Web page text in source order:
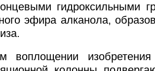
гидроксильными
эфира алканола,
воплощении